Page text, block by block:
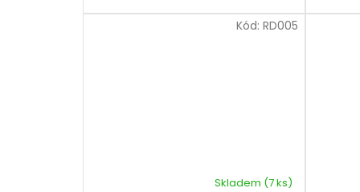
vrtulníky, EDF modely i další
výkonné aplikace. Vyberte si
Skladem (7 ks)
Kód: RD005